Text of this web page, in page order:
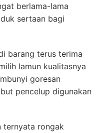
berlama-lama
sertaan bagi
barang terus terima
lamun kualitasnya
goresan
pencelup digunakan
ternyata rongak